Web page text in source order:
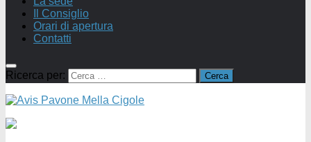
Il Consiglio
Orari di apertura
Contatti
Ricerca per: